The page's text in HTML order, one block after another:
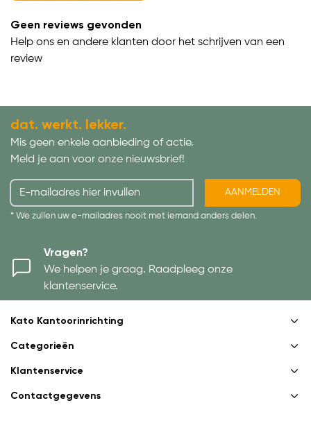
Geen reviews gevonden
Help ons en andere klanten door het schrijven van een
review
dat. werkt. lekker.
Mis geen enkele aanbieding of actie.
Meld je aan voor onze nieuwsbrief!
AANMELDEN
* We zullen uw e-mailadres nooit met iemand anders delen.
Vragen?
We helpen je graag. Raadpleeg onze
klantenservice.
Kato Kantoorinrichting
Categorieën
Klantenservice
Contactgegevens